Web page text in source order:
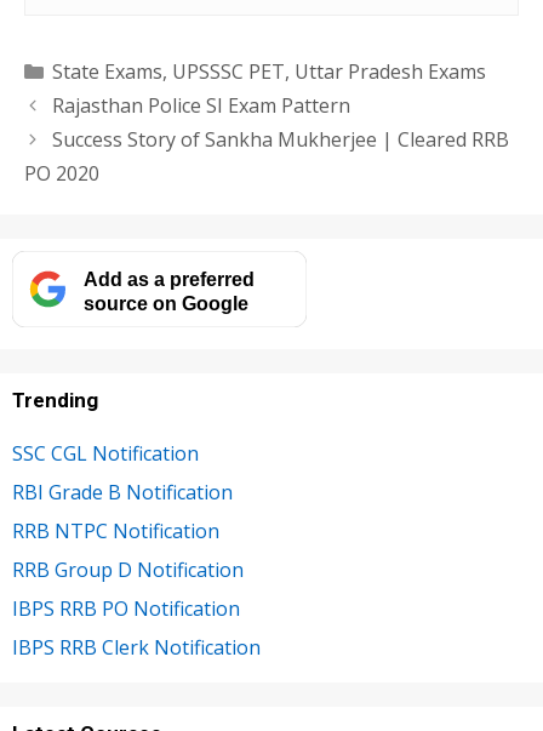
Categories
State Exams, UPSSSC PET, Uttar Pradesh Exams
Rajasthan Police SI Exam Pattern
Success Story of Sankha Mukherjee | Cleared RRB
PO 2020
Add as a preferred
source on Google
Trending
SSC CGL Notification
RBI Grade B Notification
RRB NTPC Notification
RRB Group D Notification
IBPS RRB PO Notification
IBPS RRB Clerk Notification